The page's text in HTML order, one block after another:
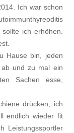
Ich war schon
ich erhöhen.
Hause bin, jeden
und zu mal ein
Sachen esse,
drücken, ich
endlich wieder fit
Leistungssportler